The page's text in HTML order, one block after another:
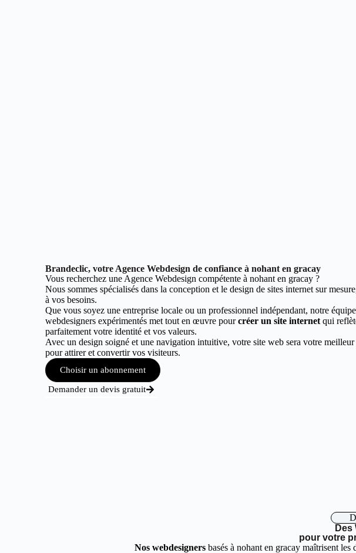
Brandeclic, votre Agence Webdesign de confiance à nohant en gracay
Vous recherchez une Agence Webdesign compétente à nohant en gracay ?
Nous sommes spécialisés dans la conception et le design de sites internet sur
à vos besoins.
Que vous soyez une entreprise locale ou un professionnel indépendant, notre
webdesigners expérimentés met tout en œuvre pourcréer un site internetqui
parfaitement votre identité et vos valeurs.
Avec un design soigné et une navigation intuitive, votre site web sera votre meilleur
pour attirer et convertir vos visiteurs.
Choisir un abonnement
Demander un devis gratuit
Des
pour votre
Nos webdesignersbasés à nohant en gracay maîtrisent les